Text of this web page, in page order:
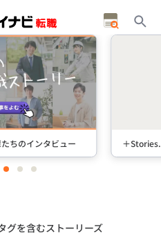
ちのインタビュー ＋
itemitemitem
グを含むストーリーズ